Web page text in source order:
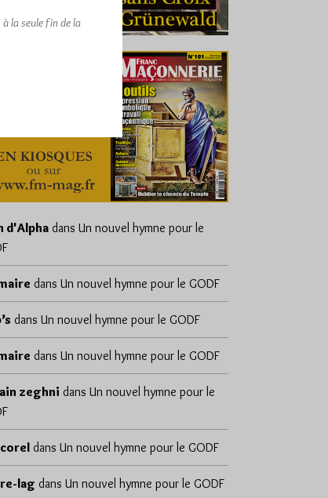
d'Alpha dans Un nouvel hymne pour le
dans Un nouvel hymne pour le GODF
dans Un nouvel hymne pour le GODF
dans Un nouvel hymne pour le GODF
zeghni dans Un nouvel hymne pour le
dans Un nouvel hymne pour le GODF
lag dans Un nouvel hymne pour le GODF
la seule fin de la